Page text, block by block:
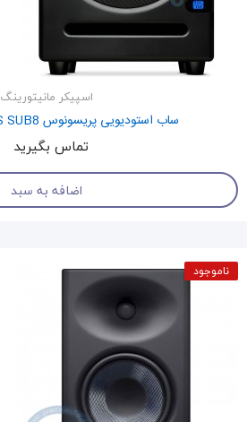
اسپیکر مانیتورینگ
ساب استودیویی پریسونوس PreSonus ERIS SUB8
تماس بگیرید
اضافه به سبد
ناموجود